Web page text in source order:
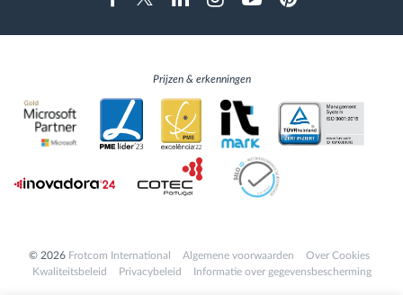
FacebookTwitterLinkedinInstragramYoutubePinterest
Prijzen & erkenningen
© 2026 Frotcom International Algemene voorwaarden
Over Cookies
Kwaliteitsbeleid
Privacybeleid Informatie over gegevensbescherming